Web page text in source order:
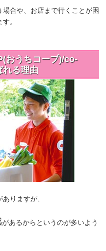
合や、お店まで行くことが困
。
おうちコープ)/co-
る理由
りますが、
があるからというのが多いよう